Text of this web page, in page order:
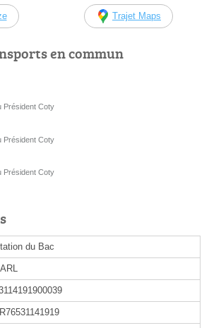
Trajet Maps
en commun
Président Coty
Président Coty
Président Coty
du Bac